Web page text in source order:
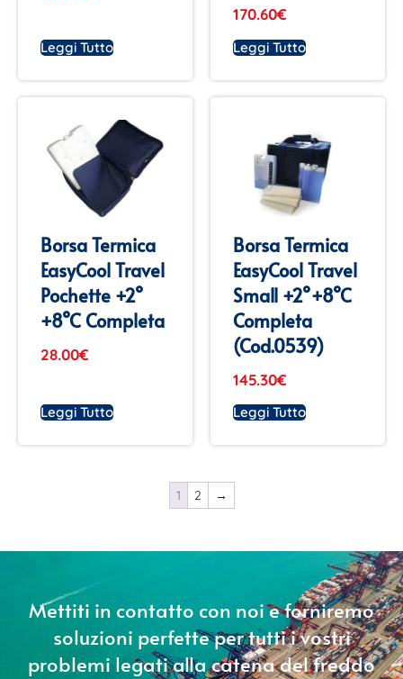
Leggi Tutto
170.60€
Leggi Tutto
Borsa Termica
EasyCool Travel
Pochette +2°
+8°C Completa
28.00€
Leggi Tutto
Borsa Termica
EasyCool Travel
Small +2°+8°C
Completa
(cod.0539)
145.30€
Leggi Tutto
1 2 →
Mettiti in contatto con noi e forniremo
soluzioni perfette per tutti i vostri
problemi legati alla catena del freddo